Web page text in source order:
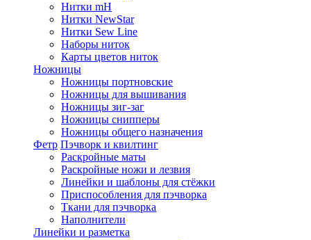
Нитки mH
Нитки NewStar
Нитки Sew Line
Наборы ниток
Карты цветов ниток
Ножницы
Ножницы портновские
Ножницы для вышивания
Ножницы зиг-заг
Ножницы снипперы
Ножницы общего назначения
Фетр Пэчворк и квилтинг
Раскройные маты
Раскройные ножи и лезвия
Линейки и шаблоны для стёжки
Приспособления для пэчворка
Ткани для пэчворка
Наполнители
Линейки и разметка